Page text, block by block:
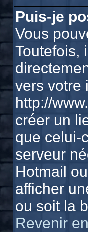
Puis-je
Vous
Toutefois,
vers votre
http://
créer un
que celui-
serveur
Hotmail
afficher
ou soit la
Revenir